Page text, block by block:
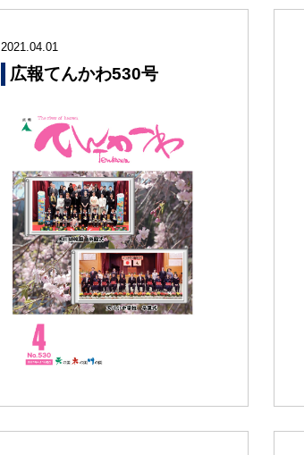
2021.04.01
広報てんかわ530号